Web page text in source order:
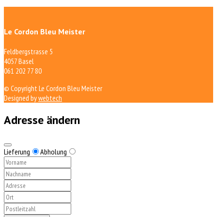
Le Cordon Bleu Meister
Feldbergstrasse 5
4057 Basel
061 202 77 80
© Copyright Le Cordon Bleu Meister
Designed bywebtech
Adresse ändern
Lieferung Abholung